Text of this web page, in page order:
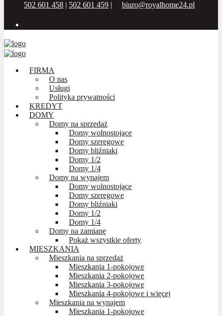
502 601 458 | 502 601 459 | biuro@royalhome24.pl
FIRMA
O nas
Usługi
Polityka prywatności
KREDYT
DOMY
Domy na sprzedaż
Domy wolnostojące
Domy szeregowe
Domy bliźniaki
Domy 1/2
Domy 1/4
Domy na wynajem
Domy wolnostojące
Domy szeregowe
Domy bliźniaki
Domy 1/2
Domy 1/4
Domy na zamianę
Pokaż wszystkie oferty
MIESZKANIA
Mieszkania na sprzedaż
Mieszkania 1-pokojowe
Mieszkania 2-pokojowe
Mieszkania 3-pokojowe
Mieszkania 4-pokojowe i więcej
Mieszkania na wynajem
Mieszkania 1-pokojowe